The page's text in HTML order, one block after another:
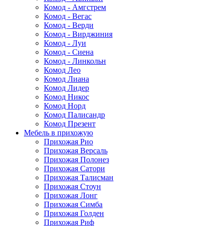
Комод - Амгстрем
Комод - Вегас
Комод - Верди
Комод - Вирджиния
Комод - Луи
Комод - Сиена
Комод - Линкольн
Комод Лео
Комод Лиана
Комод Лидер
Комод Никос
Комод Норд
Комод Палисандр
Комод Презент
Мебель в прихожую
Прихожая Рио
Прихожая Версаль
Прихожая Полонез
Прихожая Сатори
Прихожая Талисман
Прихожая Стоун
Прихожая Лонг
Прихожая Симба
Прихожая Голден
Прихожая Риф